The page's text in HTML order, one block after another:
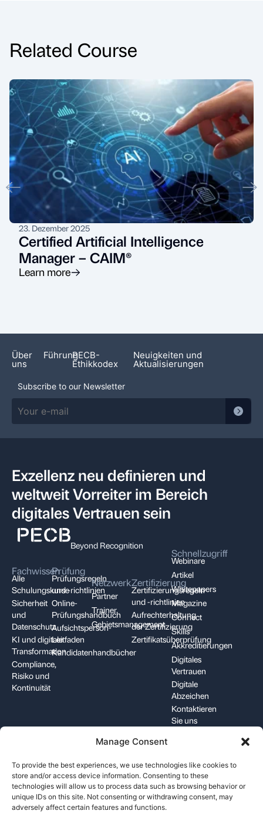
Manage Consent
To provide the best experiences, we use technologies like cookies to
store and/or access device information. Consenting to these
technologies will allow us to process data such as browsing behavior or
unique IDs on this site. Not consenting or withdrawing consent, may
adversely affect certain features and functions.
Related Course
23. Dezember 2025
Certified Artificial Intelligence
Manager – CAIM®
Learn more
Über
uns
FührungPECB-
Ethikkodex
Neuigkeiten und
Aktualisierungen
Subscribe to our Newsletter
Exzellenz neu definieren und
weltweit Vorreiter im Bereich
digitales Vertrauen sein
Beyond Recognition
Fachwissen
Alle
Schulungskurse
Sicherheit
und
Datenschutz
KI und digitale
Transformation
Compliance,
Risiko und
Kontinuität
Prüfung
Prüfungsregeln
und -richtlinien
Online-
Prüfungshandbuch
Aufsichtsperson-
Leitfaden
Kandidatenhandbücher
Netzwerk
Partner
Trainer
Gebietsmanagement
Zertifizierung
Zertifizierungsregeln
und -richtlinien
Aufrechterhaltung
der Zertifizierung
Zertifikatsüberprüfung
Schnellzugriff
Webinare
Artikel
Whitepapers
Magazine
Connect
Skills
Akkreditierungen
Digitales
Vertrauen
Digitale
Abzeichen
Kontaktieren
Sie uns
Allgemeine
DatenschutzCookie-